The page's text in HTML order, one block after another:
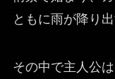
ともに雨が降り出
その中で主人公